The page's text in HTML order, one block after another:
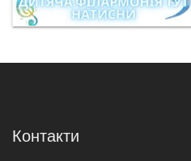
Контакти